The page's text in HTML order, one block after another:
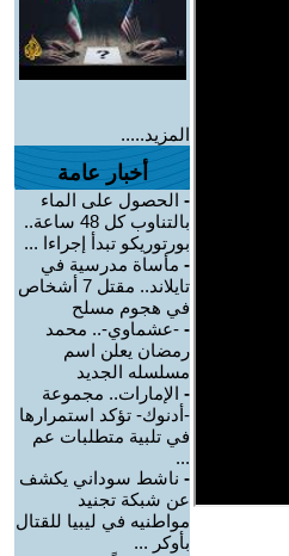
المزيد.....
أخبار عامة
- الحصول على الماء
بالتناوب كل 48 ساعة..
بورتوريكو تبدأ إجراءا ...
- مأساة مدرسية في
تايلاند.. مقتل 7 أشخاص
في هجوم مسلح
- -عشماوي-.. محمد
رمضان يعلن اسم
مسلسله الجديد
- الإمارات.. مجموعة
-أدنوك- تؤكد استمرارها
في تلبية متطلبات عم
...
- ناشط سوداني يكشف
عن شبكة تجنيد
مواطنيه في ليبيا للقتال
بأوكر ...